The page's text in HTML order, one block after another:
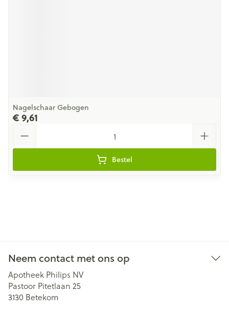
Nagelschaar Gebogen
€ 9,61
Bestel
Neem contact met ons op
Apotheek Philips NV
Pastoor Pitetlaan 25
3130 Betekom